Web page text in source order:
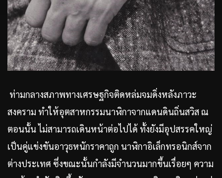
ท่ามกลางสภาพทางเศรษฐกิจติดหล่มจมดิ่งหลังภาวะ
สงคราม ทำให้อุตสาหกรรมนาฬิกาจากแดนดินถิ่นสวิส ณ
ตอนนั้น ไม่สามารถเดินหน้าต่อไปได้ ทั้งยังมีอุปสรรคใหญ่
เป็นคู่แข่งขันอาวุธหนักราคาถูก นาฬิกาอิเล็กทรอนิกส์จาก
ต่างประเทศ ซึ่งขณะนั้นกำลังมีจำนวนมากขึ้นเรื่อยๆ ความ